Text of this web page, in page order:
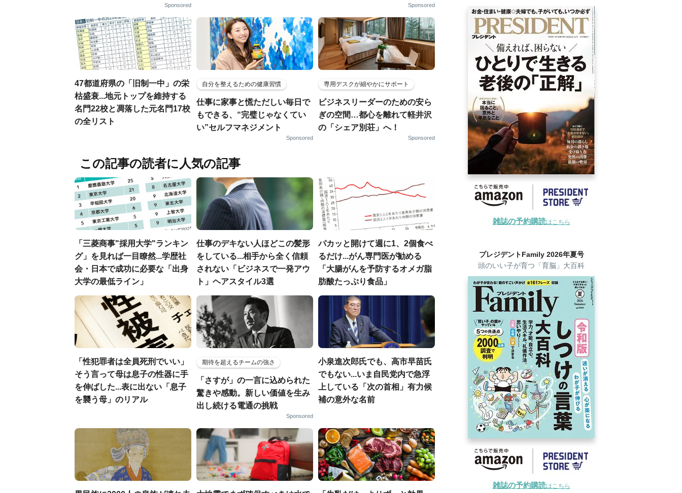
Sponsored Sponsored
47都道府県の「旧制一中」の栄
枯盛衰...地元トップを維持する
名門22校と凋落した元名門17校
の全リスト
自分を整えるための健康習慣
仕事に家事と慌ただしい毎日で
もできる、“完璧じゃなくてい
い”セルフマネジメント
Sponsored
専用デスクが細やかにサポート
ビジネスリーダーのための安ら
ぎの空間…都心を離れて軽井沢
の「シェア別荘」へ！
Sponsored
この記事の読者に人気の記事
「三菱商事"採用大学"ランキン
グ」を見れば一目瞭然...学歴社
会・日本で成功に必要な「出身
大学の最低ライン」
仕事のデキない人ほどこの髪形
をしている...相手から全く信頼
されない「ビジネスで一発アウ
ト」ヘアスタイル3選
パカッと開けて週に1、2個食べ
るだけ...がん専門医が勧める
「大腸がんを予防するオメガ脂
肪酸たっぷり食品」
「性犯罪者は全員死刑でいい」
そう言って母は息子の性器に手
を伸ばした...表に出ない「息子
を襲う母」のリアル
期待を超えるチームの強さ
「さすが」の一言に込められた
驚きや感動。新しい価値を生み
出し続ける電通の挑戦
Sponsored
小泉進次郎氏でも、高市早苗氏
でもない...いま自民党内で急浮
上している「次の首相」有力候
補の意外な名前
雑誌の予約購読はこちら
プレジデントFamily 2026年夏号
頭のいい子が育つ「育脳」大百科
雑誌の予約購読はこちら